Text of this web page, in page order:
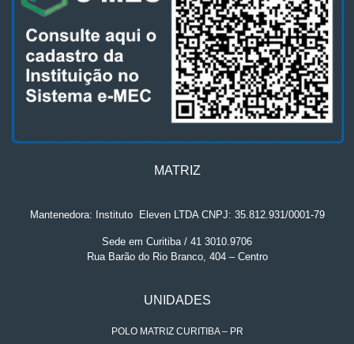
MATRIZ
Mantenedora: Instituto. Eleven LTDA CNPJ: 35.812.931/0001-79
Sede em Curitiba / 41 3010.9706
Rua Barão do Rio Branco, 404 – Centro
UNIDADES
POLO MATRIZ CURITIBA – PR